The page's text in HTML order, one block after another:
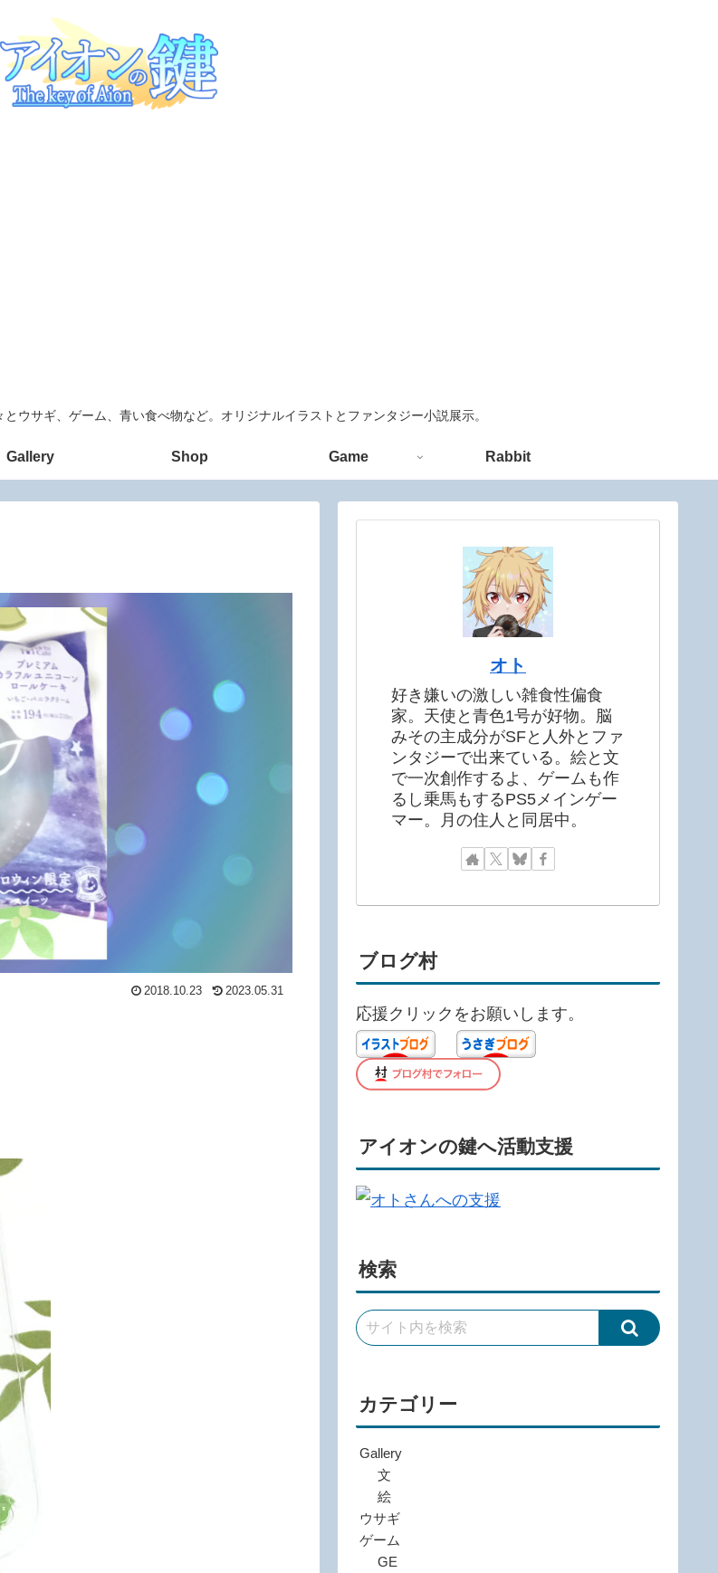
ウサギ、ゲーム、青い食べ物など。オリジナルイラストとファンタジー小説展示。
Gallery Shop Game Rabbit
2018.10.23 2023.05.31
オト
好き嫌いの激しい雑食性偏食
家。天使と青色1号が好物。脳
みその主成分がSFと人外とファ
ンタジーで出来ている。絵と文
で一次創作するよ、ゲームも作
るし乗馬もするPS5メインゲー
マー。月の住人と同居中。
ブログ村
応援クリックをお願いします。
アイオンの鍵へ活動支援
検索
カテゴリー
Gallery
文
絵
ウサギ
ゲーム
GE